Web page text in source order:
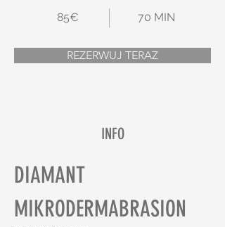
85€ 70 MIN
REZERWUJ TERAZ
INFO
DIAMANT
MIKRODERMABRASION